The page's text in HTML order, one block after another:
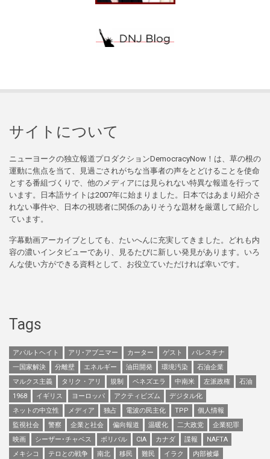
サイトについて
ニューヨークの独立報道プロダクションDemocracyNow！は、草の根の
運動に焦点を当て、見過ごされがちな当事者の声をとどけることを使命
とする番組づくりで、他のメディアには見られない特異な報道を行って
います。日本語サイトは2007年に始まりました。日本ではあまり紹介さ
れない事件や、日本の視聴者に関係のありそうな題材を厳選して紹介し
ています。
字幕動画アーカイブとしても、たいへんに充実してきました。どれも内
容の濃いインタビューであり、見るたびに新しい発見があります。いろ
んな使い方ができる資料として、お役立ていただければ幸いです。
Tags
アパルトヘイト アリ･アブニマー カーター ゲスト
パレスチナ
一国家解決
分離壁 エネルギー 油田開発 環境汚染
石油企業
マルクス主義
タリク・アリ 規制 ベネズエラ 中南米 左派政権
石油
1968
イギリス ヨーロッパ アクティビズム
デジタル化
ネットの中立性
メディア 独占 電波の民主化 TPP
個人情報
監視社会
警察 企業と社会 偏向報道 温暖化 二大政党
企業犯罪
映画
シーザー･チャベス ボリバル CIA カナダ 諜報
NAFTA
メキシコ
テロとの戦争 南北 移民 難民 イラク 内部被爆